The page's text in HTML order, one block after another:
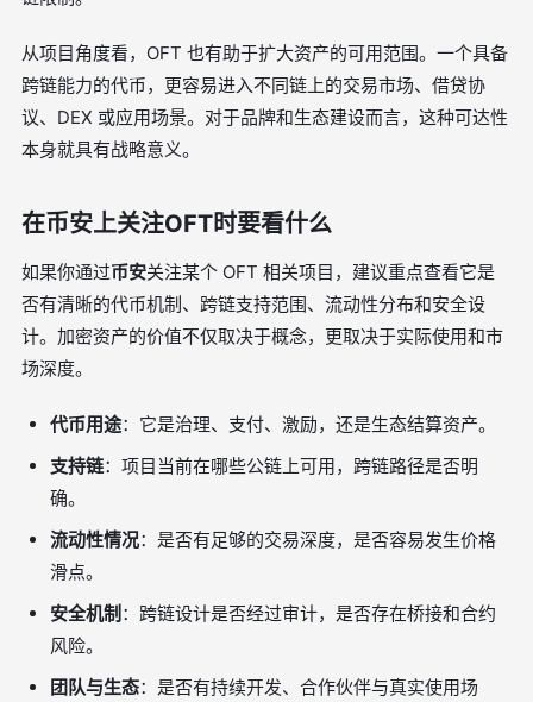
从项目角度看，OFT 也有助于扩大资产的可用范围。一个具备
跨链能力的代币，更容易进入不同链上的交易市场、借贷协
议、DEX 或应用场景。对于品牌和生态建设而言，这种可达性
本身就具有战略意义。
在币安上关注OFT时要看什么
如果你通过币安关注某个 OFT 相关项目，建议重点查看它是
否有清晰的代币机制、跨链支持范围、流动性分布和安全设
计。加密资产的价值不仅取决于概念，更取决于实际使用和市
场深度。
代币用途：它是治理、支付、激励，还是生态结算资产。
支持链：项目当前在哪些公链上可用，跨链路径是否明
确。
流动性情况：是否有足够的交易深度，是否容易发生价格
滑点。
安全机制 ：跨链设计是否经过审计，是否存在桥接和合约
风险。
团队与生态：是否有持续开发、合作伙伴与真实使用场